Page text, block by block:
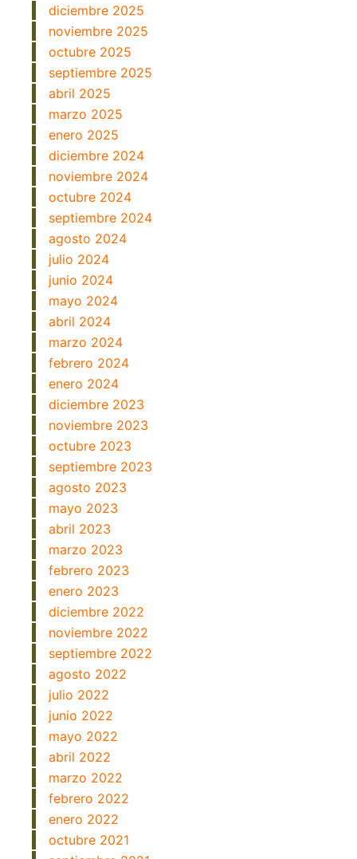
diciembre 2025
noviembre 2025
octubre 2025
septiembre 2025
abril 2025
marzo 2025
enero 2025
diciembre 2024
noviembre 2024
octubre 2024
septiembre 2024
agosto 2024
julio 2024
junio 2024
mayo 2024
abril 2024
marzo 2024
febrero 2024
enero 2024
diciembre 2023
noviembre 2023
octubre 2023
septiembre 2023
agosto 2023
mayo 2023
abril 2023
marzo 2023
febrero 2023
enero 2023
diciembre 2022
noviembre 2022
septiembre 2022
agosto 2022
julio 2022
junio 2022
mayo 2022
abril 2022
marzo 2022
febrero 2022
enero 2022
octubre 2021